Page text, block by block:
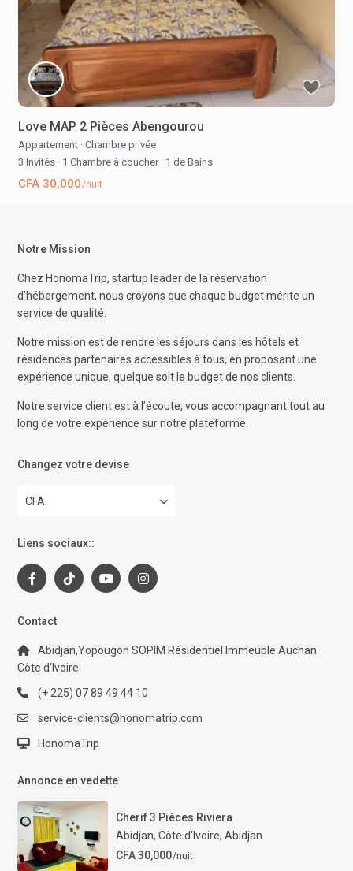
Love MAP 2 Pièces Abengourou
Appartement · Chambre privée
3 Invités · 1 Chambre à coucher · 1 de Bains
CFA 30,000/nuit
Notre Mission
Chez HonomaTrip, startup leader de la réservation
d’hébergement, nous croyons que chaque budget mérite un
service de qualité.
Notre mission est de rendre les séjours dans les hôtels et
résidences partenaires accessibles à tous, en proposant une
expérience unique, quelque soit le budget de nos clients.
Notre service client est à l’écoute, vous accompagnant tout au
long de votre expérience sur notre plateforme.
Changez votre devise
CFA
Liens sociaux::
Contact
Abidjan,Yopougon SOPIM Résidentiel Immeuble Auchan
Côte d‘Ivoire
(+ 225) 07 89 49 44 10
service-clients@honomatrip.com
HonomaTrip
Annonce en vedette
Cherif 3 Pièces Riviera
Abidjan, Côte d'Ivoire, Abidjan
CFA 30,000/nuit